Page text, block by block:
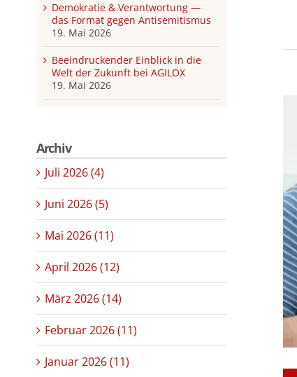
Demokratie & Verantwortung —
das Format gegen Antisemitismus
19. Mai 2026
Beeindruckender Einblick in die
Welt der Zukunft bei AGILOX
19. Mai 2026
Archiv
Juli 2026 (4)
Juni 2026 (5)
Mai 2026 (11)
April 2026 (12)
März 2026 (14)
Februar 2026 (11)
Januar 2026 (11)